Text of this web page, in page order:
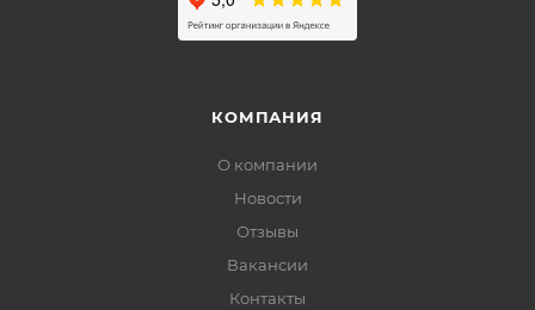
КОМПАНИЯ
О компании
Новости
Отзывы
Вакансии
Контакты